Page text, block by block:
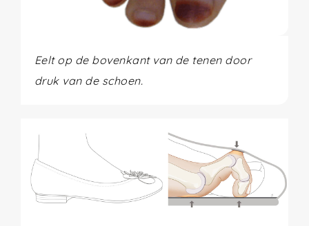
Eelt op de bovenkant van de tenen door
druk van de schoen.